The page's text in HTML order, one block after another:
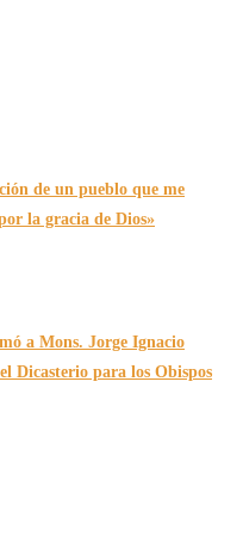
de un pueblo que me
la gracia de Dios»
a Mons. Jorge Ignacio
Dicasterio para los Obispos